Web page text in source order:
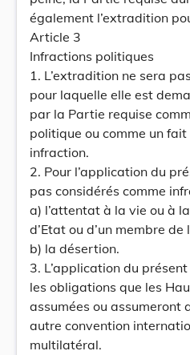
également l’extradition
Article 3
Infractions politiques
1. L’extradition ne sera
pour laquelle elle est
par la Partie requise
politique ou comme un
infraction.
2. Pour l’application du
pas considérés comme
a) l’attentat à la vie ou à
d’Etat ou d’un membre
b) la désertion.
3. L’application du
les obligations que les
assumées ou assumeront
autre convention
multilatéral.